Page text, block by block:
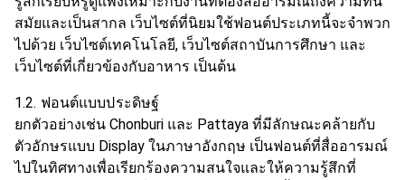
สมัยและเป็นสากล เว็บไซต์ที่นิยมใช้ฟอนต์ประเภทนี้จะจำพวก
ไปด้วย เว็บไซต์เทคโนโลยี, เว็บไซต์สถาบันการศึกษา และ
เว็บไซต์ที่เกี่ยวข้องกับอาหาร เป็นต้น
1.2. ฟอนต์แบบประดิษฐ์
ยกตัวอย่างเช่น Chonburi และ Pattaya ที่มีลักษณะคล้ายกับ
ตัวอักษรแบบ Display ในภาษาอังกฤษ เป็นฟอนต์ที่สื่ออารมณ์
ไปในทิศทางเพื่อเรียกร้องความสนใจและให้ความรู้สึกที่